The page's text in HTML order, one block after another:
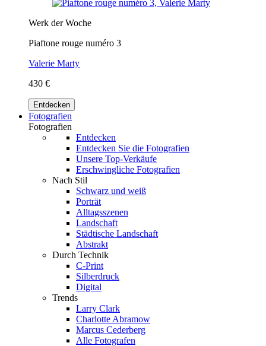
Werk der Woche
Piaftone rouge numéro 3
Valerie Marty
430 €
Entdecken
Fotografien
Fotografien
Entdecken
Entdecken Sie die Fotografien
Unsere Top-Verkäufe
Erschwingliche Fotografien
Nach Stil
Schwarz und weiß
Porträt
Alltagsszenen
Landschaft
Städtische Landschaft
Abstrakt
Durch Technik
C-Print
Silberdruck
Digital
Trends
Larry Clark
Charlotte Abramow
Marcus Cederberg
Alle Fotografen